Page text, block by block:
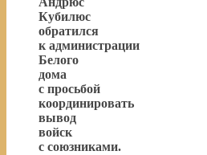
Кубилюс
обратился
к администрации
Белого
дома
с просьбой
координировать
вывод
войск
с союзниками.